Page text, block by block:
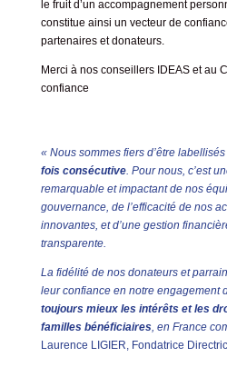
le fruit d’un accompagnement
constitue ainsi un vecteur de
partenaires et donateurs.
Merci à nos conseillers IDEAS et au
confiance
« Nous sommes fiers d’être
fois consécutive. Pour nous, c’est
remarquable et impactant de nos
gouvernance, de l’efficacité de nos
innovantes, et d’une gestion
transparente.
La fidélité de nos donateurs et
leur confiance en notre engagement
toujours mieux les intérêts et les
familles bénéficiaires, en France
Laurence LIGIER, Fondatrice